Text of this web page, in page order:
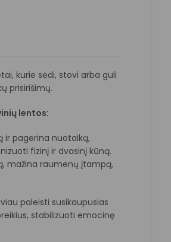
kurie sėdi, stovi arba guli
prisirišimų.
lentos:
ir pagerina nuotaiką,
fizinį ir dvasinį kūną.
mažina raumenų įtampą,
paleisti susikaupusias
stabilizuoti emocinę